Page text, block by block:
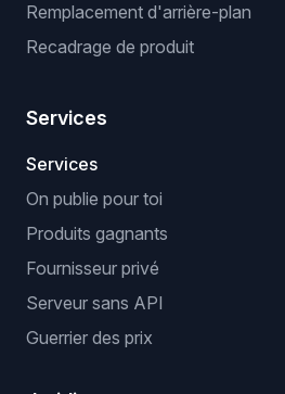
Remplacement d'arrière-plan
Recadrage de produit
Services
Services
On publie pour toi
Produits gagnants
Fournisseur privé
Serveur sans API
Guerrier des prix